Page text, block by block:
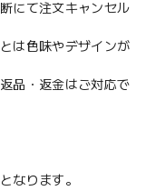
にて注文キャンセル
は色味やデザインが
品・返金はご対応で
なります。